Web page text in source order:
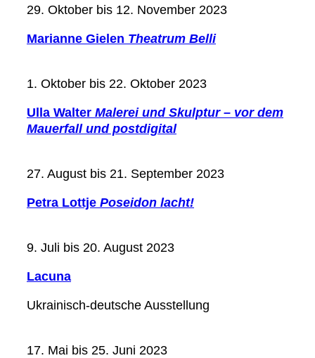
29. Oktober bis 12. November 2023
Marianne Gielen Theatrum Belli
1. Oktober bis 22. Oktober 2023
Ulla Walter Malerei und Skulptur – vor dem
Mauerfall und postdigital
27. August bis 21. September 2023
Petra Lottje Poseidon lacht!
9. Juli bis 20. August 2023
Lacuna
Ukrainisch-deutsche Ausstellung
17. Mai bis 25. Juni 2023